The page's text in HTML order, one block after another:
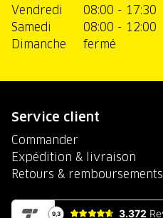
Vendredi
08:00 - 17:30
Samedi
08:00 - 12:00
Dimanche
fermé
Service client
Commander
Expédition & livraison
Retours & remboursements